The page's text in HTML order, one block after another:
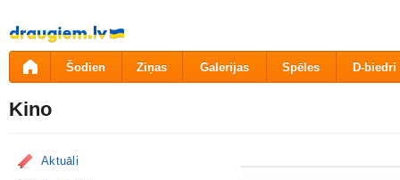
Pāriet
uz
saturu
Šodien Ziņas Galerijas Spēles D-biedri
Kino
Aktuāli